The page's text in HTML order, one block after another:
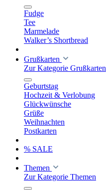
Fudge
Tee
Marmelade
Walker’s Shortbread
Grußkarten
Zur Kategorie Grußkarten
Geburtstag
Hochzeit & Verlobung
Glückwünsche
Grüße
Weihnachten
Postkarten
% SALE
Themen
Zur Kategorie Themen